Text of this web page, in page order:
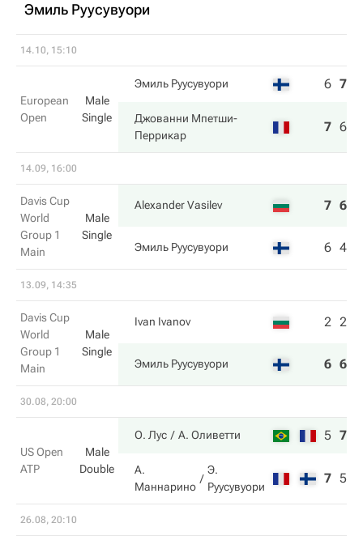
Эмиль Руусувуори
14.10, 15:10
European
Open
Male
Single
Эмиль Руусувуори 6 7
Джованни Мпетши-
Перрикар
7 6
14.09, 16:00
Davis Cup
World
Group 1
Main
Male
Single
Alexander Vasilev 7 6
Эмиль Руусувуори 6 4
13.09, 14:35
Davis Cup
World
Group 1
Main
Male
Single
Ivan Ivanov 2 2
Эмиль Руусувуори 6 6
30.08, 20:00
US Open
ATP
Male
Double
О. Лус А. Оливетти 5 7
А.
Маннарино
Э.
Руусувуори
7 5
26.08, 20:10